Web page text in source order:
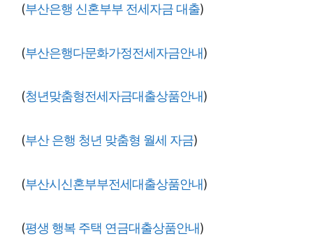
(부산은행 신혼부부 전세자금 대출)
(부산은행다문화가정전세자금안내)
(청년맞춤형전세자금대출상품안내)
(부산 은행 청년 맞춤형 월세 자금)
(부산시신혼부부전세대출상품안내)
(평생 행복 주택 연금대출상품안내)